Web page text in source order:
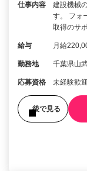
仕事内容
建設機械
す。 フォ
取得のサ
給与 月給
勤務地 千葉県山
応募資格 未経験歓
後で見る